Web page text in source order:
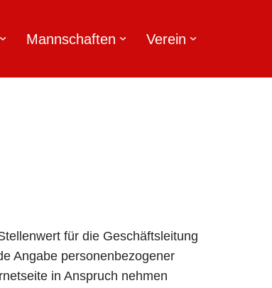
Mannschaften Verein
für die Geschäftsleitung
Angabe personenbezogener
in Anspruch nehmen